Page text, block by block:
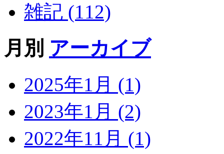
雑記 (112)
月別 アーカイブ
2025年1月 (1)
2023年1月 (2)
2022年11月 (1)